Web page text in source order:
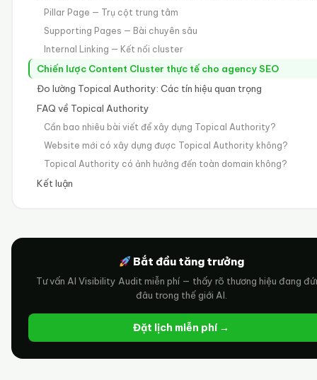
Pillar Page — Trụ cột trung tâm
Supporting Pages — Bài chuyên sâu
Internal Linking — Kết nối cluster
Chiến lược Content Cluster thực tế cho agency SEO
Đo lường Topical Authority: Các tín hiệu quan trọng
FAQ về Topical Authority
Cần bao nhiêu bài viết để xây dựng Topical Authority?
Website mới có xây dựng được Topical Authority không?
Topical Authority có ảnh hưởng đến toàn domain không?
Kết luận
Bắt đầu tăng trưởng
Tư vấn AI Visibility Audit miễn phí — thấy rõ thương hiệu đang
đâu trong thế giới AI.
Đặt lịch miễn phí →